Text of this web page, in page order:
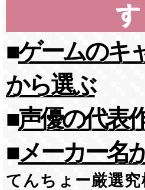
■ゲームのキ
から選ぶ
■声優の代表
■メーカー名
てんちょー厳選